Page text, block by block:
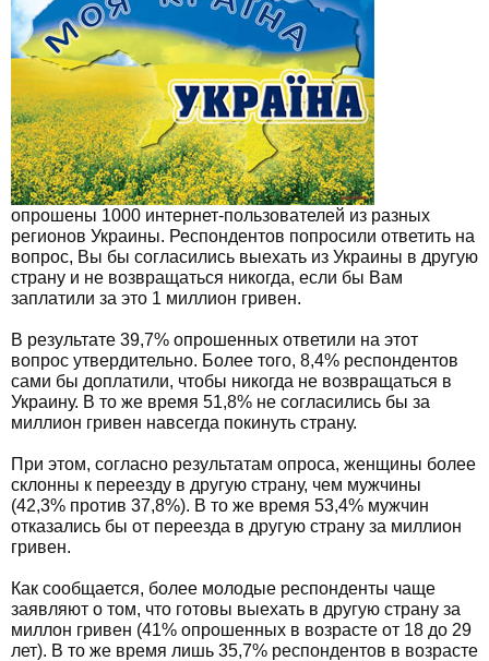
опрошены 1000 интернет-пользователей из разных
регионов Украины. Респондентов попросили ответить на
вопрос, Вы бы согласились выехать из Украины в другую
страну и не возвращаться никогда, если бы Вам
заплатили за это 1 миллион гривен.
В результате 39,7% опрошенных ответили на этот
вопрос утвердительно. Более того, 8,4% респондентов
сами бы доплатили, чтобы никогда не возвращаться в
Украину. В то же время 51,8% не согласились бы за
миллион гривен навсегда покинуть страну.
При этом, согласно результатам опроса, женщины более
склонны к переезду в другую страну, чем мужчины
(42,3% против 37,8%). В то же время 53,4% мужчин
отказались бы от переезда в другую страну за миллион
гривен.
Как сообщается, более молодые респонденты чаще
заявляют о том, что готовы выехать в другую страну за
миллон гривен (41% опрошенных в возрасте от 18 до 29
лет). В то же время лишь 35,7% респондентов в возрасте